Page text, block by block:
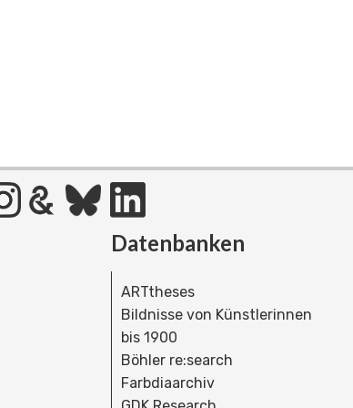
Datenbanken
ARTtheses
Bildnisse von Künstlerinnen
bis 1900
Böhler re:search
Farbdiaarchiv